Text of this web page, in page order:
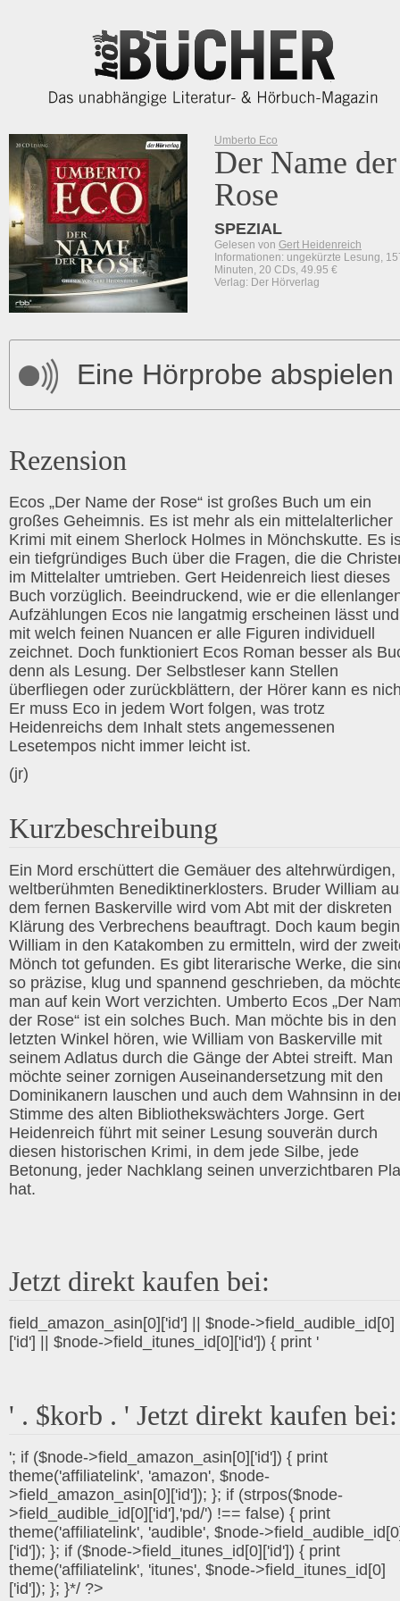
Umberto Eco
Der Name der
Rose
SPEZIAL
Gelesen von Gert Heidenreich
Informationen: ungekürzte Lesung,
Minuten, 20 CDs, 49.95 €
Verlag: Der Hörverlag
Eine Hörprobe abspielen
Rezension
Ecos „Der Name der Rose“ ist großes Buch um ein
großes Geheimnis. Es ist mehr als ein mittelalterlicher
Krimi mit einem Sherlock Holmes in Mönchskutte. Es
ein tiefgründiges Buch über die Fragen, die die
im Mittelalter umtrieben. Gert Heidenreich liest dieses
Buch vorzüglich. Beeindruckend, wie er die
Aufzählungen Ecos nie langatmig erscheinen lässt und
mit welch feinen Nuancen er alle Figuren individuell
zeichnet. Doch funktioniert Ecos Roman besser als
denn als Lesung. Der Selbstleser kann Stellen
überfliegen oder zurückblättern, der Hörer kann es
Er muss Eco in jedem Wort folgen, was trotz
Heidenreichs dem Inhalt stets angemessenen
Lesetempos nicht immer leicht ist.
(jr)
Kurzbeschreibung
Ein Mord erschüttert die Gemäuer des altehrwürdigen,
weltberühmten Benediktinerklosters. Bruder William
dem fernen Baskerville wird vom Abt mit der diskreten
Klärung des Verbrechens beauftragt. Doch kaum
William in den Katakomben zu ermitteln, wird der
Mönch tot gefunden. Es gibt literarische Werke, die
so präzise, klug und spannend geschrieben, da
man auf kein Wort verzichten. Umberto Ecos „Der
der Rose“ ist ein solches Buch. Man möchte bis in den
letzten Winkel hören, wie William von Baskerville mit
seinem Adlatus durch die Gänge der Abtei streift. Man
möchte seiner zornigen Auseinandersetzung mit den
Dominikanern lauschen und auch dem Wahnsinn in
Stimme des alten Bibliothekswächters Jorge. Gert
Heidenreich führt mit seiner Lesung souverän durch
diesen historischen Krimi, in dem jede Silbe, jede
Betonung, jeder Nachklang seinen unverzichtbaren
hat.
Jetzt direkt kaufen bei:
field_amazon_asin[0]['id'] || $node->field_audible_id[0]
['id'] || $node->field_itunes_id[0]['id']) { print '
' . $korb . ' Jetzt direkt kaufen bei:
'; if ($node->field_amazon_asin[0]['id']) { print
theme('affiliatelink', 'amazon', $node-
>field_amazon_asin[0]['id']); }; if (strpos($node-
>field_audible_id[0]['id'],'pd/') !== false) { print
theme('affiliatelink', 'audible', $node-
['id']); }; if ($node->field_itunes_id[0]['id']) { print
theme('affiliatelink', 'itunes', $node->field_itunes_id[0]
['id']); }; }*/ ?>